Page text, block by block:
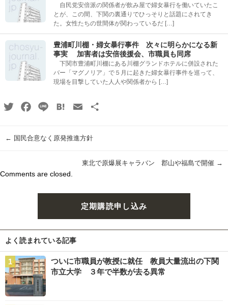
自民党安倍派の関係者が飲み屋で婦女暴行を働いていたこ
とが、この間、下関の裏通りでひっそりと話題にされてき
た。女性たちの世間体が関わっているだ […]
豊浦町川棚・婦女暴行事件 次々に明らかになる新
事実 加害者は安倍後援会、市職員も同席
下関市豊浦町川棚にある川棚グランドホテルに併設された
バー「マグノリア」で５月に起きた婦女暴行事件を巡って、
現場を目撃していた人人や関係者から […]
TwitterFacebook
Line HatenaEmail
← 国民合意なく原発推進方針
東北で原爆展キャラバン 郡山や福島で開催 →
Comments are closed.
定期購読申し込み
よく読まれている記事
ついに市職員が教授に就任 教員大量流出の下関
市立大学 ３年で半数が去る異常